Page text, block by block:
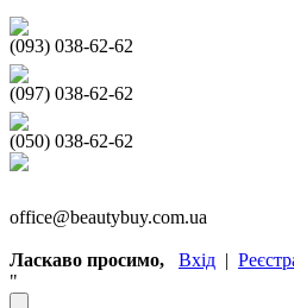
(093) 038-62-62
(097) 038-62-62
(050) 038-62-62
office@beautybuy.com.ua
Ласкаво просимо, Вхід |
"